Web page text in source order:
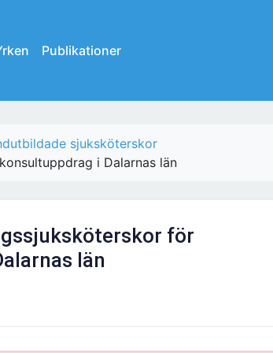
Publikationer
sjuksköterskor
i Dalarnas län
för
län